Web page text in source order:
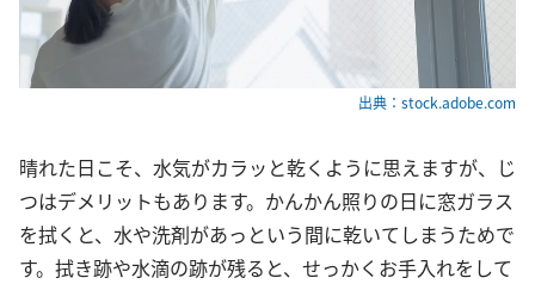
出典：stock.adobe.com
晴れた日こそ、水気がカラッと乾くように思えますが、じ
つはデメリットもあります。かんかん照りの日に窓ガラス
を拭くと、水や洗剤があっという間に乾いてしまうためで
す。拭き跡や水滴の跡が残ると、せっかくお手入れをして